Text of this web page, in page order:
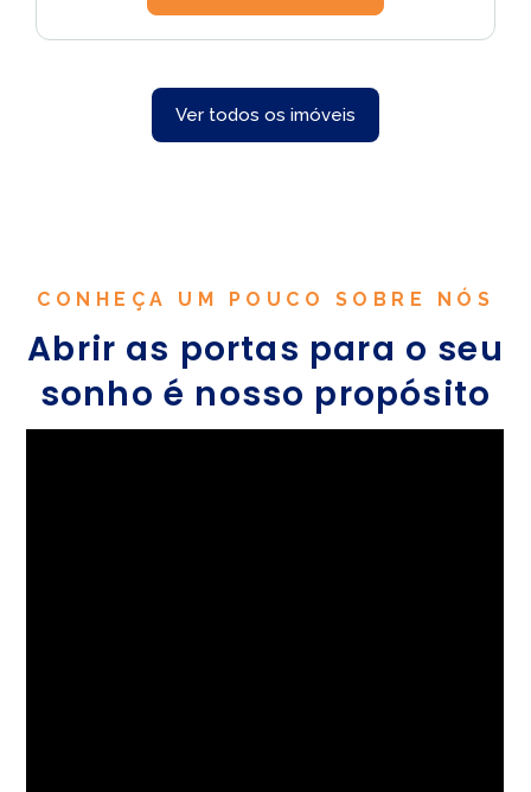
Ver todos os imóveis
CONHEÇA UM POUCO SOBRE NÓS
Abrir as portas para o seu
sonho é nosso propósito